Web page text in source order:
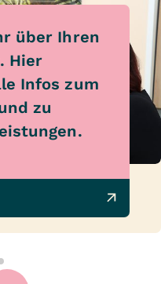
über Ihren
Hier
Infos zum
zu